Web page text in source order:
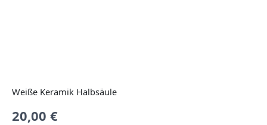
Weiße Keramik Halbsäule
20,00 €